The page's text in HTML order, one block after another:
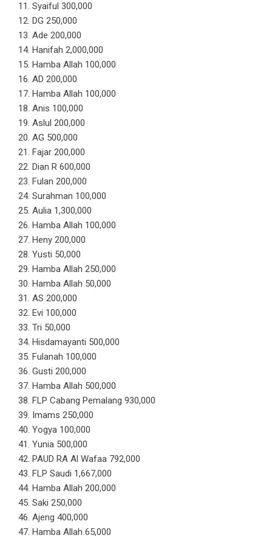
11. Syaiful 300,000
12. DG 250,000
13. Ade 200,000
14. Hanifah 2,000,000
15. Hamba Allah 100,000
16. AD 200,000
17. Hamba Allah 100,000
18. Anis 100,000
19. Aslul 200,000
20. AG 500,000
21. Fajar 200,000
22. Dian R 600,000
23. Fulan 200,000
24. Surahman 100,000
25. Aulia 1,300,000
26. Hamba Allah 100,000
27. Heny 200,000
28. Yusti 50,000
29. Hamba Allah 250,000
30. Hamba Allah 50,000
31. AS 200,000
32. Evi 100,000
33. Tri 50,000
34. Hisdamayanti 500,000
35. Fulanah 100,000
36. Gusti 200,000
37. Hamba Allah 500,000
38. FLP Cabang Pemalang 930,000
39. Imams 250,000
40. Yogya 100,000
41. Yunia 500,000
42. PAUD RA Al Wafaa 792,000
43. FLP Saudi 1,667,000
44. Hamba Allah 200,000
45. Saki 250,000
46. Ajeng 400,000
47. Hamba Allah 65,000